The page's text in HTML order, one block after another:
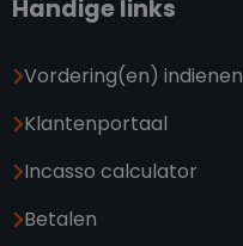
Handige links
Vordering(en) indienen
Klantenportaal
Incasso calculator
Betalen